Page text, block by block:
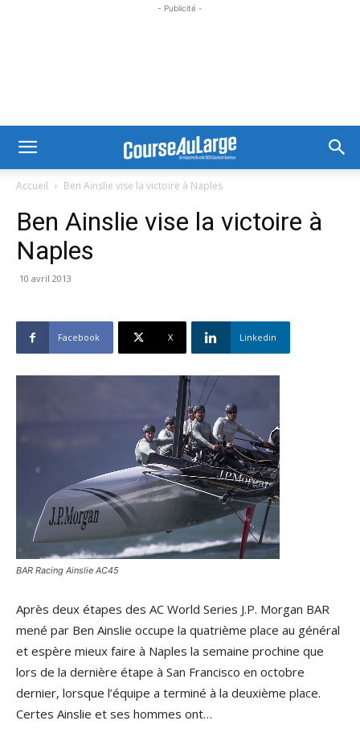
- Publicité -
Accueil Ben Ainslie vise la victoire à Naples
Ben Ainslie vise la victoire à
Naples
10 avril 2013
Facebook X Linkedin
BAR Racing Ainslie AC45
Après deux étapes des AC World Series J.P. Morgan BAR
mené par Ben Ainslie occupe la quatrième place au général
et espère mieux faire à Naples la semaine prochine que
lors de la dernière étape à San Francisco en octobre
dernier, lorsque l’équipe a terminé à la deuxième place.
Certes Ainslie et ses hommes ont…